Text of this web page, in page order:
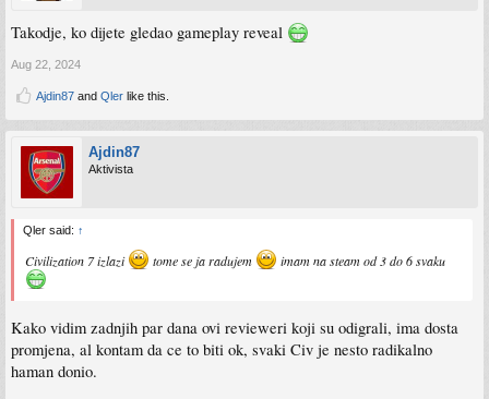
Takodje, ko dijete gledao gameplay reveal
Aug 22, 2024
Ajdin87 and Qler like this.
Ajdin87
Aktivista
Qler said: ↑
Civilization 7 izlazi tome se ja radujem imam na steam od 3 do 6 svaku
Kako vidim zadnjih par dana ovi revieweri koji su odigrali, ima dosta
promjena, al kontam da ce to biti ok, svaki Civ je nesto radikalno
haman donio.